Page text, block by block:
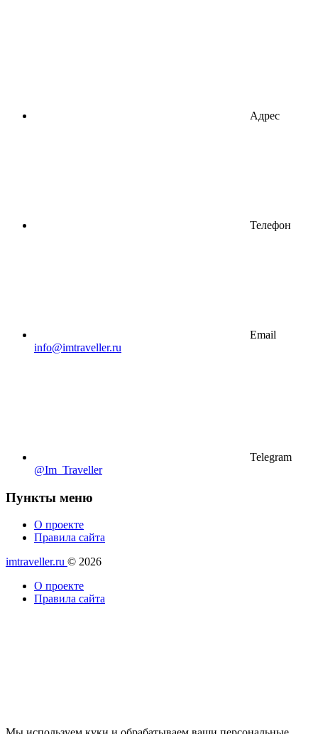
Адрес
Телефон
Email
info@imtraveller.ru
Telegram
@Im_Traveller
Пункты меню
О проекте
Правила сайта
imtraveller.ru © 2026
О проекте
Правила сайта